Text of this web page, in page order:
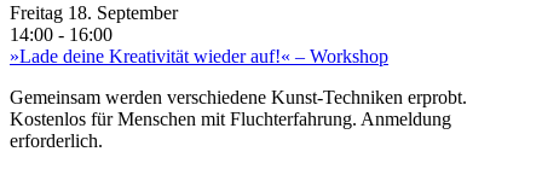
Freitag 18. September
14:00 - 16:00
»Lade deine Kreativität wieder auf!« – Workshop
Gemeinsam werden verschiedene Kunst-Techniken erprobt.
Kostenlos für Menschen mit Fluchterfahrung. Anmeldung
erforderlich.